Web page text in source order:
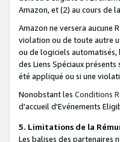
Amazon, et (2) au cours de
Amazon ne versera aucune
violation ou de toute autre
ou de logiciels automatisés,
des Liens Spéciaux
été appliqué ou si une
Nonobstant les Conditions
d'accueil d'Evénements
5. Limitations de la
Les balises des partenaires